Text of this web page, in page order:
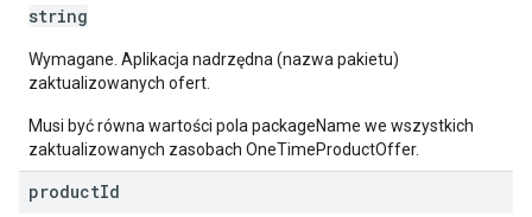
string
Wymagane. Aplikacja nadrzędna (nazwa pakietu)
zaktualizowanych ofert.
Musi być równa wartości pola packageName we wszystkich
zaktualizowanych zasobach OneTimeProductOffer.
productId